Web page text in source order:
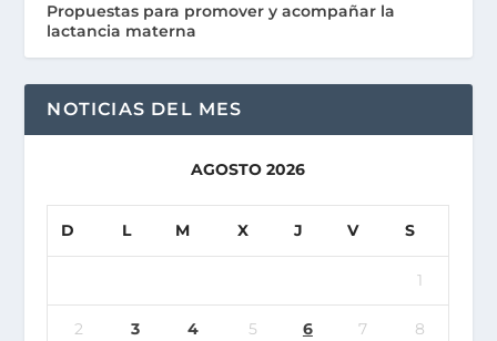
Propuestas para promover y acompañar la
lactancia materna
NOTICIAS DEL MES
AGOSTO 2026
D L M X J V S
1
2 3 4 5 6 7 8